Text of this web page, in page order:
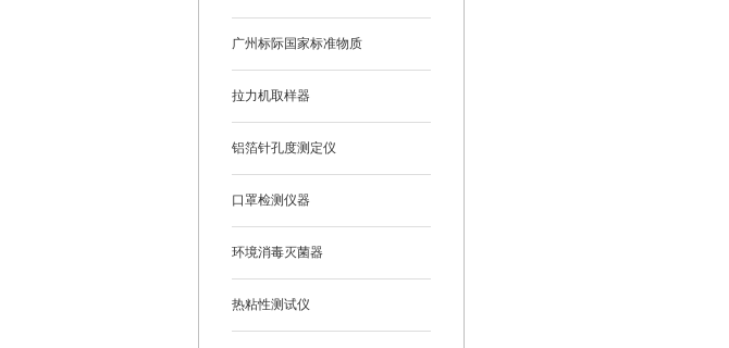
广州标际国家标准物质
拉力机取样器
铝箔针孔度测定仪
口罩检测仪器
环境消毒灭菌器
热粘性测试仪